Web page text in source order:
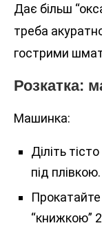
Дає більш
треба
гострими
Розкатка:
Машинка:
Діліть
під плівкою.
“книжкою”